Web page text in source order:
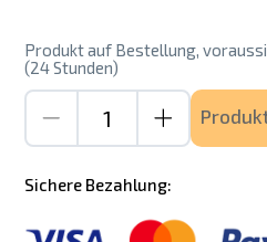
Produkt auf Bestellung,
(24 Stunden)
Sichere Bezahlung: